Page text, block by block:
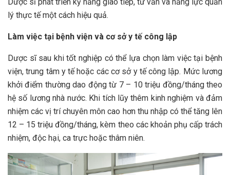
lý thực tế một cách hiệu quả.
Làm việc tại bệnh viện và cơ sở y tế công lập
Dược sĩ sau khi tốt nghiệp có thể lựa chọn làm việc tại bệnh
viện, trung tâm y tế hoặc các cơ sở y tế công lập. Mức lương
khởi điểm thường dao động từ 7 – 10 triệu đồng/tháng theo
hệ số lương nhà nước. Khi tích lũy thêm kinh nghiệm và đảm
nhiệm các vị trí chuyên môn cao hơn thu nhập có thể tăng lên
12 – 15 triệu đồng/tháng, kèm theo các khoản phụ cấp trách
nhiệm, độc hại, ca trực hoặc thâm niên.